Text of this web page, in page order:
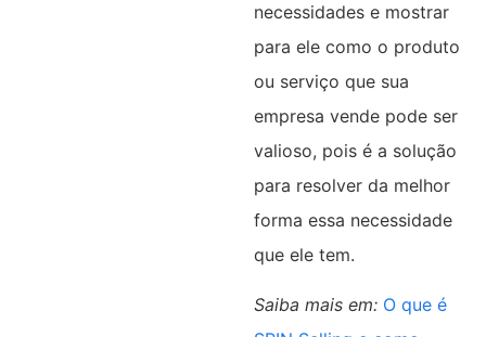
necessidades e mostrar
para ele como o produto
ou serviço que sua
empresa vende pode ser
valioso, pois é a solução
para resolver da melhor
forma essa necessidade
que ele tem.
Saiba mais em: O que é